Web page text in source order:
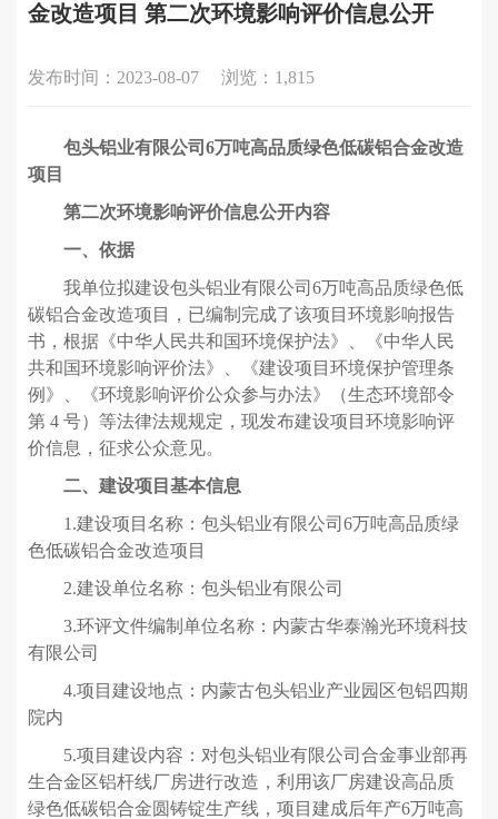
金改造项目 第二次环境影响评价信息公开
发布时间：2023-08-07 浏览：1,815
包头铝业有限公司6万吨高品质绿色低碳铝合金改造
项目
第二次环境影响评价信息公开内容
一、依据
我单位拟建设包头铝业有限公司6万吨高品质绿色低
碳铝合金改造项目，已编制完成了该项目环境影响报告
书，根据《中华人民共和国环境保护法》、《中华人民
共和国环境影响评价法》、《建设项目环境保护管理条
例》、《环境影响评价公众参与办法》（生态环境部令
第 4 号）等法律法规规定，现发布建设项目环境影响评
价信息，征求公众意见。
二、建设项目基本信息
1.建设项目名称：包头铝业有限公司6万吨高品质绿
色低碳铝合金改造项目
2.建设单位名称：包头铝业有限公司
3.环评文件编制单位名称：内蒙古华泰瀚光环境科技
有限公司
4.项目建设地点：内蒙古包头铝业产业园区包铝四期
院内
5.项目建设内容：对包头铝业有限公司合金事业部再
生合金区铝杆线厂房进行改造，利用该厂房建设高品质
绿色低碳铝合金圆铸锭生产线，项目建成后年产6万吨高